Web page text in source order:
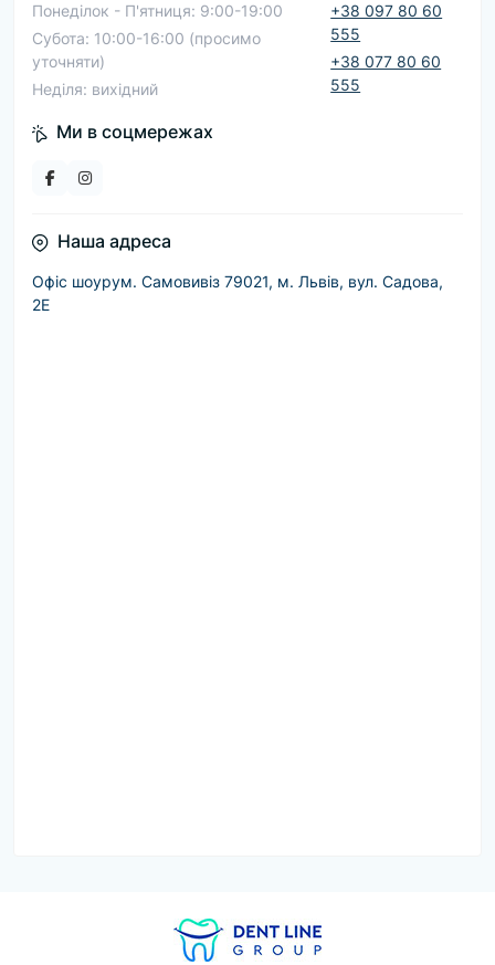
Понеділок - П'ятниця: 9:00-19:00
Субота: 10:00-16:00 (просимо
уточняти)
Неділя: вихідний
+38 097 80 60
555
+38 077 80 60
555
Ми в соцмережах
Наша адреса
Офіс шоурум. Самовивіз 79021, м. Львів, вул. Садова,
2Е